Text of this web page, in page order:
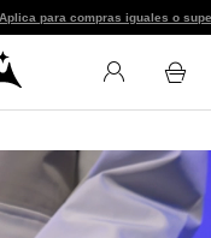
Envío Gratis: Aplica